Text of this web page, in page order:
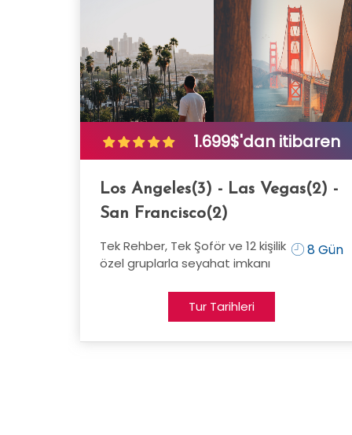
1.699$'dan itibaren
Los Angeles(3) - Las Vegas(2) -
San Francisco(2)
8 Gün
Tek Rehber, Tek Şoför ve 12 kişilik
özel gruplarla seyahat imkanı
Tur Tarihleri